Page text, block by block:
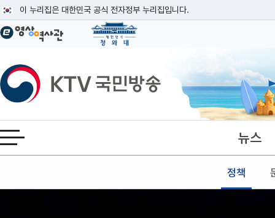
이 누리집은 대한민국 공식 전자정부 누리집입니다.
공식 누리집 주소 확인하기
이밖에 or.kr 또는 .kr등 다른 도메인 주소를 사용하고 있다면 아래 URL에서
운영중인 공식 누리집보기
KTV국민방송
전체메뉴 열기 뉴스
정책
본문